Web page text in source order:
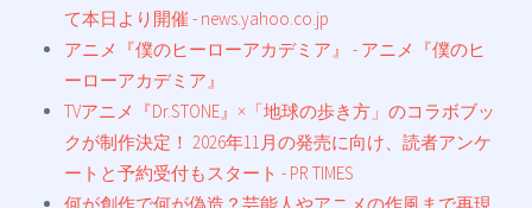
て本日より開催 - news.yahoo.co.jp
アニメ『僕のヒーローアカデミア』 - アニメ『僕のヒ
ーローアカデミア』
TVアニメ『Dr.STONE』×「地球の歩き方」のコラボブッ
クが制作決定！ 2026年11月の発売に向け、読者アンケ
ートと予約受付もスタート - PR TIMES
何が創作で何が偽造？芸能人やアニメの作風まで再現